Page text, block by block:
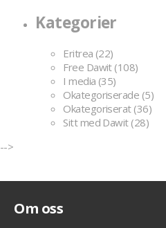
Kategorier
Eritrea (22)
Free Dawit(108)
I media (35)
Okategoriserade (5)
Okategoriserat(36)
Sitt med Dawit(28)
-->
Om oss